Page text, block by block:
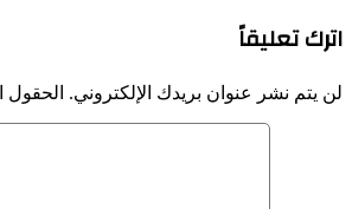
الرسمية
لذكرى
اليوم
وإصابة
1252
خلال
اترك تعليقاً
لن يتم نشر عنوان بريدك الإلكتروني. الحقول